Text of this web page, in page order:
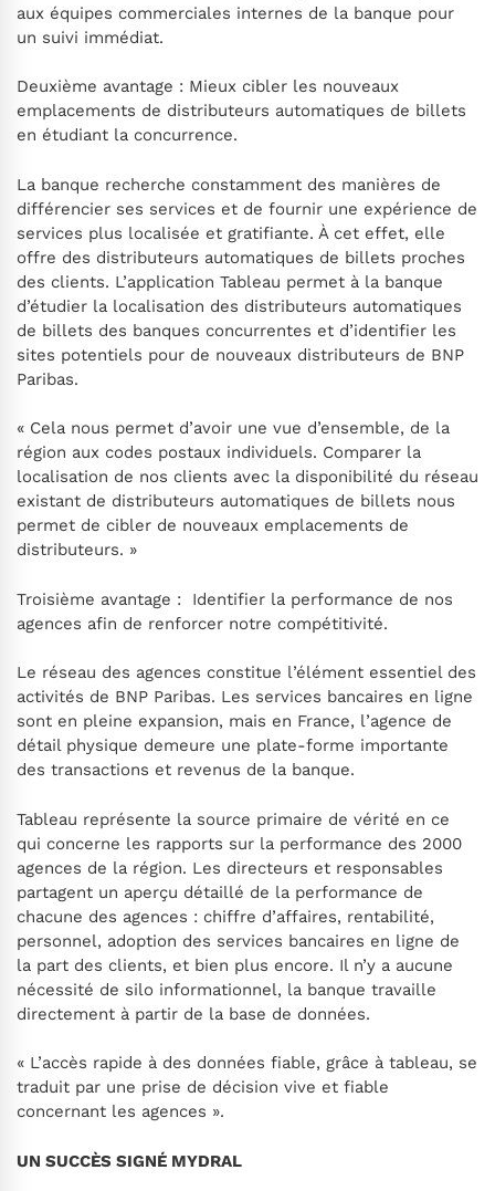
aux équipes commerciales internes de la banque pour
un suivi immédiat.
Deuxième avantage : Mieux cibler les nouveaux
emplacements de distributeurs automatiques de billets
en étudiant la concurrence.
La banque recherche constamment des manières de
différencier ses services et de fournir une expérience de
services plus localisée et gratifiante. À cet effet, elle
offre des distributeurs automatiques de billets proches
des clients. L’application Tableau permet à la banque
d’étudier la localisation des distributeurs automatiques
de billets des banques concurrentes et d’identifier les
sites potentiels pour de nouveaux distributeurs de BNP
Paribas.
« Cela nous permet d’avoir une vue d’ensemble, de la
région aux codes postaux individuels. Comparer la
localisation de nos clients avec la disponibilité du réseau
existant de distributeurs automatiques de billets nous
permet de cibler de nouveaux emplacements de
distributeurs. »
Troisième avantage : Identifier la performance de nos
agences afin de renforcer notre compétitivité.
Le réseau des agences constitue l’élément essentiel des
activités de BNP Paribas. Les services bancaires en ligne
sont en pleine expansion, mais en France, l’agence de
détail physique demeure une plate-forme importante
des transactions et revenus de la banque.
Tableau représente la source primaire de vérité en ce
qui concerne les rapports sur la performance des 2000
agences de la région. Les directeurs et responsables
partagent un aperçu détaillé de la performance de
chacune des agences : chiffre d’affaires, rentabilité,
personnel, adoption des services bancaires en ligne de
la part des clients, et bien plus encore. Il n’y a aucune
nécessité de silo informationnel, la banque travaille
directement à partir de la base de données.
« L’accès rapide à des données fiable, grâce à tableau, se
traduit par une prise de décision vive et fiable
concernant les agences ».
UN SUCCÈS SIGNÉ MYDRAL